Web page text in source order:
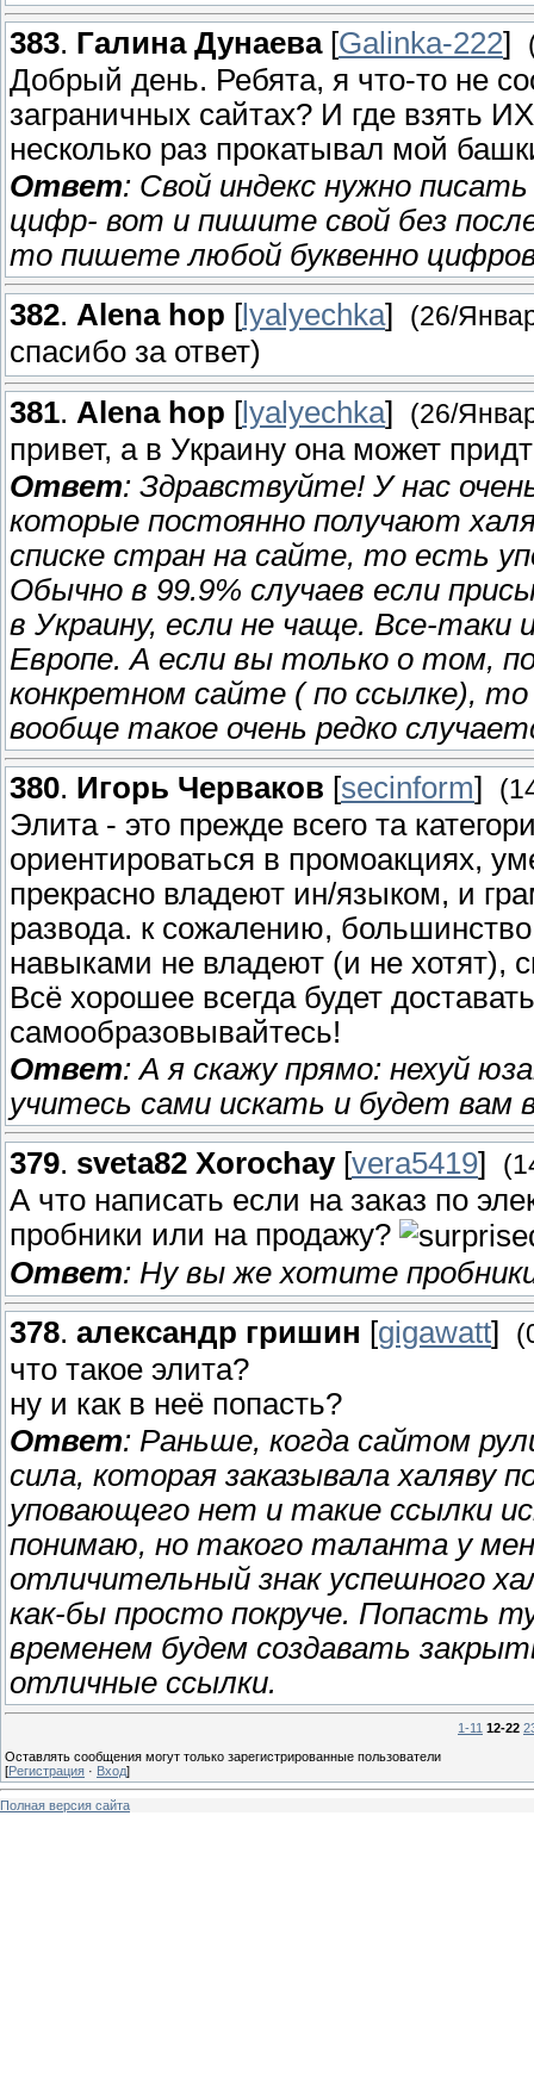
383. Галина Дунаева [Galinka-222]
Добрый день. Ребята, я что-то не
заграничных сайтах? И где взять
несколько раз прокатывал мой
Ответ: Свой индекс нужно
цифр- вот и пишите свой без
то пишете любой буквенно
382. Alena hop [lyalyechka] (26/
спасибо за ответ)
381. Alena hop [ lyalyechka] (26/
привет, а в Украину она может
Ответ: Здравствуйте! У нас
которые постоянно получают
списке стран на сайте, то есть
Обычно в 99.9% случаев если
в Украину, если не чаще. Все-
Европе. А если вы только о том,
конкретном сайте ( по ссылке),
вообще такое очень редко
380. Игорь Черваков [secinform]
Элита - это прежде всего та
ориентироваться в промоакциях,
прекрасно владеют ин/языком, и
развода. к сожалению,
навыками не владеют (и не хотят),
Всё хорошее всегда будет
самообразовывайтесь!
Ответ: А я скажу прямо: нехуй
учитесь сами искать и будет вам
379. sveta82 Xorochay [vera5419]
А что написать если на заказ по
пробники или на продажу?
Ответ: Ну вы же хотите
378. александр гришин [gigawatt]
что такое элита?
ну и как в неё попасть?
Ответ: Раньше, когда сайтом
сила, которая заказывала халяву
уповающего нет и такие ссылки
понимаю, но такого таланта у
отличительный знак успешного
как-бы просто покруче. Попасть
временем будем создавать
отличные ссылки.
1-11 12-22
Оставлять сообщения могут только зарегистрированные пользователи
[Регистрация · Вход]
Полная версия сайта